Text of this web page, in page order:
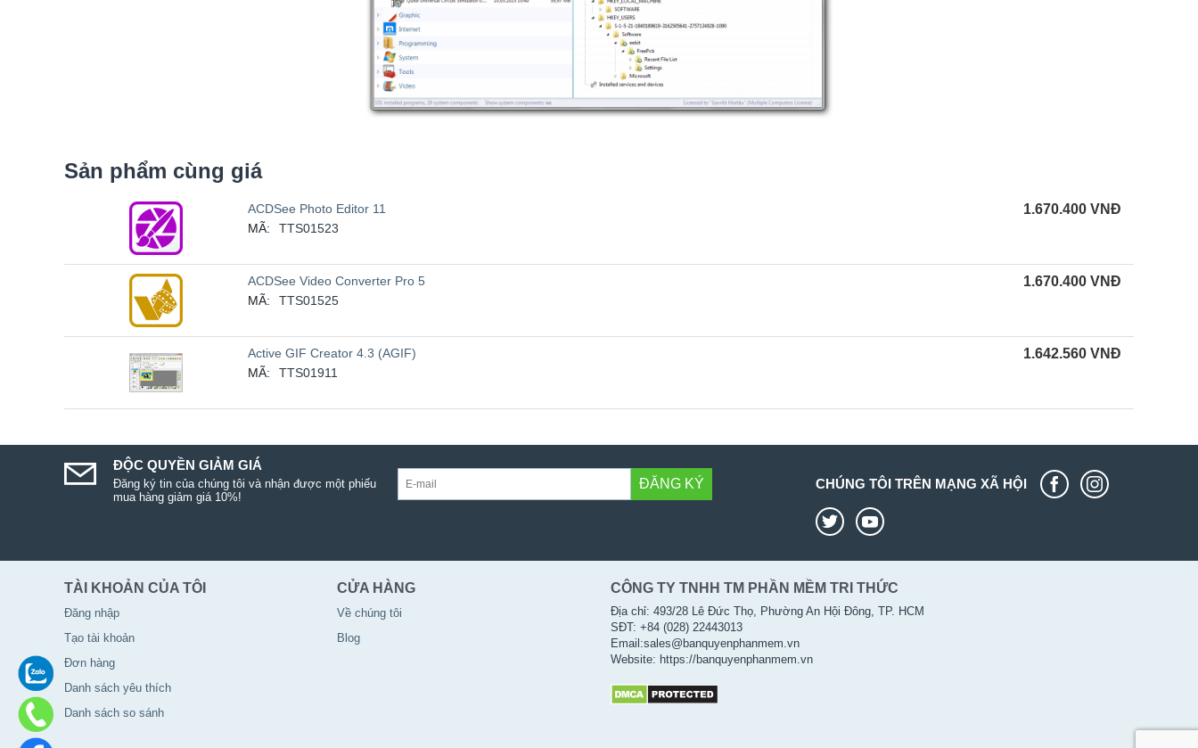
Sản phẩm cùng giá
ACDSee Photo Editor 11
MÃ:
TTS01523
1.670.400 VNĐ
ACDSee Video Converter Pro 5
MÃ:
TTS01525
1.670.400 VNĐ
Active GIF Creator 4.3 (AGIF)
MÃ:
TTS01911
1.642.560 VNĐ
ĐỘC QUYỀN GIẢM GIÁ
Đăng ký tin của chúng tôi và nhận được một phiếu
mua hàng giảm giá 10%!
ĐĂNG KÝ CHÚNG TÔI TRÊN MẠNG XÃ HỘI
TÀI KHOẢN CỦA TÔI
Đăng nhập
Tạo tài khoản
Đơn hàng
Danh sách yêu thích
Danh sách so sánh
CỬA HÀNG
Về chúng tôi
Blog
CÔNG TY TNHH TM PHẦN MỀM TRI THỨC
Địa chỉ: 493/28 Lê Đức Thọ, Phường An Hội Đông, TP. HCM
SĐT: +84 (028) 22443013
Email:sales@banquyenphanmem.vn
Website: https://banquyenphanmem.vn